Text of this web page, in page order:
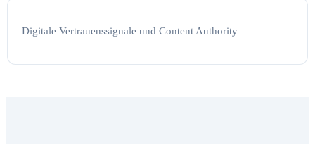
Digitale Vertrauenssignale und Content Authority